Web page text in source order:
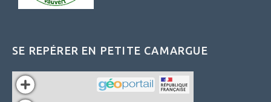
SE REPÉRER EN PETITE CAMARGUE